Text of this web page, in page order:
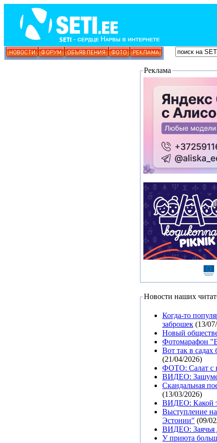
Реклама
Новости наших
Когда-то
заброшек (13/
Новый
Фотомарафон
Вот так в
(21/04/2026)
ФОТО: Салат с
ВИДЕО:
Скандальная
(13/03/2026)
ВИДЕО: Какой
Выступление
Эстонии" (09/
ВИДЕО: Заячья
У приюта